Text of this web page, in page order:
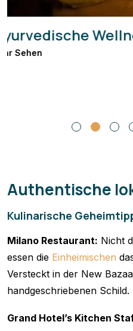
Kultur &
Mehr Sehen
Authentische
Kulinarische
Milano Restaurant: Nicht
essen die Einheimischen
Versteckt in der New
handgeschriebenen Schild.
Grand Hotel’s Kitchen